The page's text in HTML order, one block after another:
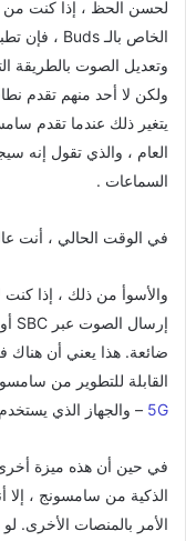
وتعديل الصوت بالطريقة
ولكن لا أحد منهم تقدم
العام ، والذي تقول إنه
السماعات .
في الوقت الحالي ، أنت
ضائعة. هذا يعني أن هناك
القابلة للتطوير من
5G – والجهاز الذي يستخدم SBC ، مثل Google Pixel 3 .
في حين أن هذه ميزة
الذكية من سامسونج ، إلا